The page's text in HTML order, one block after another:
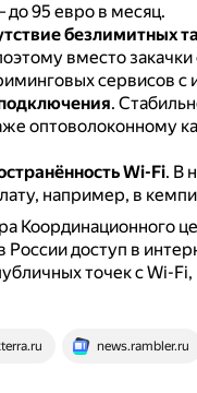
95 евро в месяц.
безлимитных
вместо
сервисов
.
оптоволоконному
Wi-Fi. В
например, в
Координационного
России доступ в
точек с Wi-
news.rambler.ru